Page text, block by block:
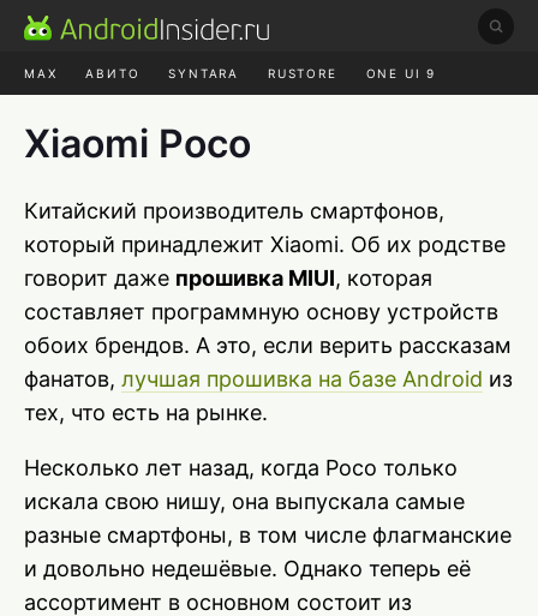
MAX АВИТО SYNTARA RUSTORE ONE UI 9
Xiaomi Poco
Китайский производитель смартфонов,
который принадлежит Xiaomi. Об их родстве
говорит даже прошивка MIUI, которая
составляет программную основу устройств
обоих брендов. А это, если верить рассказам
фанатов, лучшая прошивка на базе Android из
тех, что есть на рынке.
Несколько лет назад, когда Poco только
искала свою нишу, она выпускала самые
разные смартфоны, в том числе флагманские
и довольно недешёвые. Однако теперь её
ассортимент в основном состоит из